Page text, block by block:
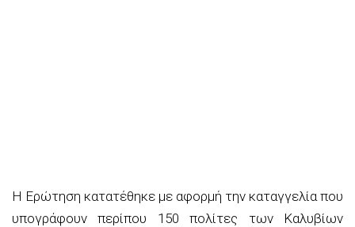
Η Ερώτηση κατατέθηκε με αφορμή την καταγγελία που
υπογράφουνπερίπου 150 πολίτες των Καλυβίων